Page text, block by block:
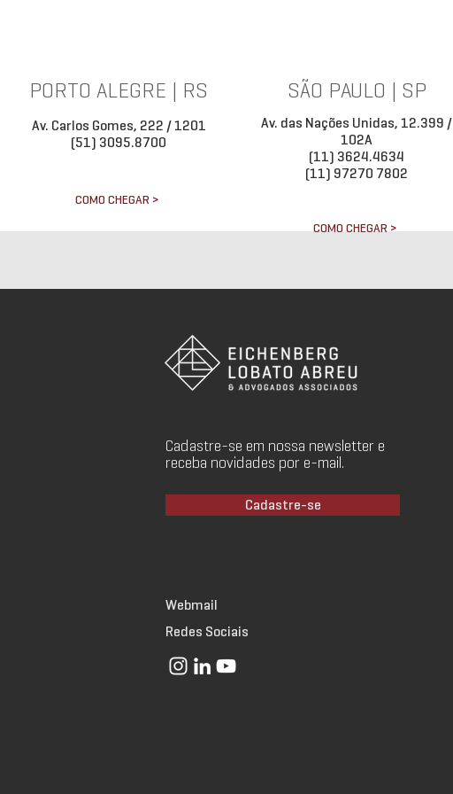
PORTO ALEGRE | RS
Av. Carlos Gomes, 222 / 1201
(51) 3095.8700
COMO CHEGAR >
SÃO PAULO | SP
Av. das Nações Unidas, 12.399 /
102A
(11) 3624.4634
(11) 97270 7802
COMO CHEGAR >
Cadastre-se em nossa newsletter e
receba novidades por e-mail.
Cadastre-se
Webmail
Redes Sociais